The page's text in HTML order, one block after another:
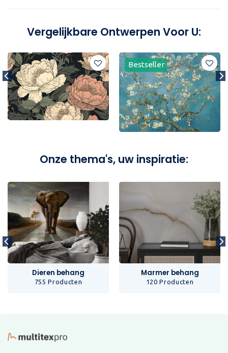
Vergelijkbare Ontwerpen Voor U:
Bestseller
Onze thema's, uw inspiratie:
Dieren behang
755 Producten
Marmer behang
120 Producten